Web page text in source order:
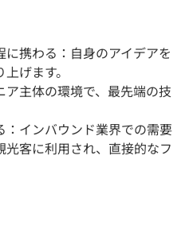
に携わる：自身のアイデアを
げます。
ア主体の環境で、最先端の技
：インバウンド業界での需要
客に利用され、直接的なフ